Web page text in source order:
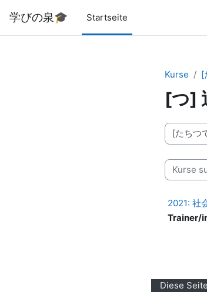
学びの泉🎓 Startseite
Kurse [
[つ]
Kursbereiche
Kurse
2021: 社
Trainer/
Diese